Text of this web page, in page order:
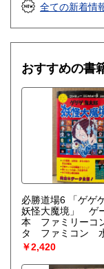
全ての新着情
おすすめの書
必勝道場6 「ゲゲ
妖怪大魔境」 ゲ
本 ファミリーコ
タ ファミコン
る コミックボン
ャル10
￥2,420